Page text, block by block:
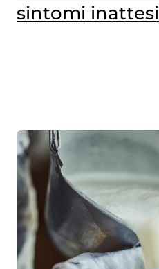
sintomi inattesi